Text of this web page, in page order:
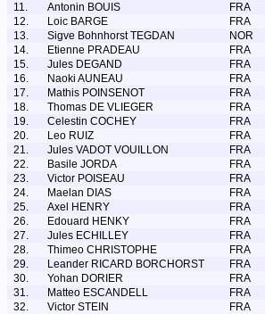
11.
Antonin BOUIS FRA
12.
Loic BARGE FRA
13.
Sigve Bohnhorst TEGDAN NOR
14.
Etienne PRADEAU FRA
15.
Jules DEGAND FRA
16.
Naoki AUNEAU FRA
17.
Mathis POINSENOT FRA
18.
Thomas DE VLIEGER FRA
19.
Celestin COCHEY FRA
20.
Leo RUIZ FRA
21.
Jules VADOT VOUILLON FRA
22.
Basile JORDA FRA
23.
Victor POISEAU FRA
24.
Maelan DIAS FRA
25.
Axel HENRY FRA
26.
Edouard HENKY FRA
27.
Jules ECHILLEY FRA
28.
Thimeo CHRISTOPHE FRA
29.
Leander RICARD BORCHORST FRA
30.
Yohan DORIER FRA
31.
Matteo ESCANDELL FRA
32.
Victor STEIN FRA